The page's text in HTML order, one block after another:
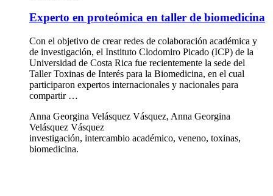
Experto en proteómica en taller de biomedicina
Con el objetivo de crear redes de colaboración académica y
de investigación, el Instituto Clodomiro Picado (ICP) de la
Universidad de Costa Rica fue recientemente la sede del
Taller Toxinas de Interés para la Biomedicina, en el cual
participaron expertos internacionales y nacionales para
compartir …
Anna Georgina Velásquez Vásquez, Anna Georgina
Velásquez Vásquez
investigación, intercambio académico, veneno, toxinas,
biomedicina.